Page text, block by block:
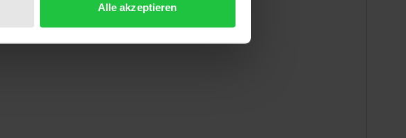
Alle akzeptieren